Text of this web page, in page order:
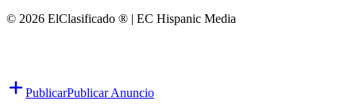
© 2026 ElClasificado ® | EC Hispanic Media
PublicarPublicar Anuncio